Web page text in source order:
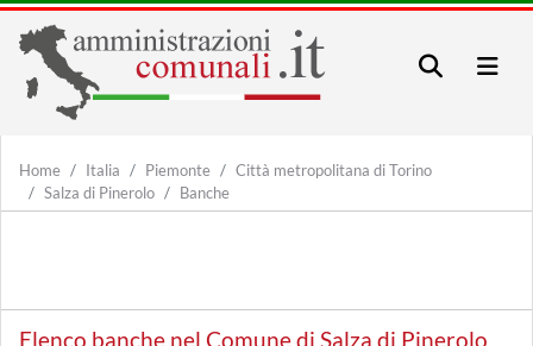
Home Italia Piemonte
Città metropolitana di Torino
Salza di Pinerolo
Banche
Elenco banche nel Comune di Salza di Pinerolo